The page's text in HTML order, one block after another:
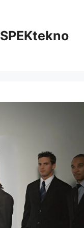
SPEKtekno